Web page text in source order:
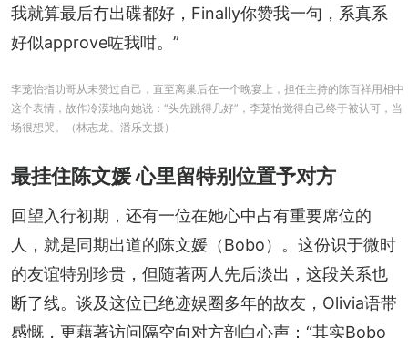
我就算最后冇出碟都好，Finally你赞我一句，系真系
好似approve咗我咁。”
李茏怡指叻哥从未赞过自己，直至离巢后在一个晚宴上，担任主持的陈百祥用相中
这个表情，故作冷漠地向她说：“头先跳得几好”，李茏怡觉得自己终于被认可，当
场很想哭。（林志龙、潘乐文摄）
最挂住陈文媛 心里留特别位置予对方
回望入行初期，还有一位在她心中占有重要席位的
人，就是同期出道的陈文媛（Bobo）。这份识于微时
的友谊特别珍贵，但随著两人先后淡出，这段关系也
断了线。谈及这位已绝迹娱圈多年的故友，Olivia语带
感慨，更藉著访问隔空向对方剖白心声：“其实Bobo